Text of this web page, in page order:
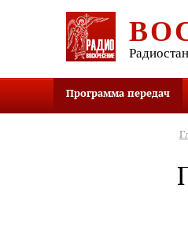
Программа передач